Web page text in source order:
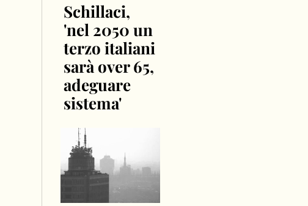
Schillaci,
'nel 2050 un
terzo italiani
sarà over 65,
adeguare
sistema'